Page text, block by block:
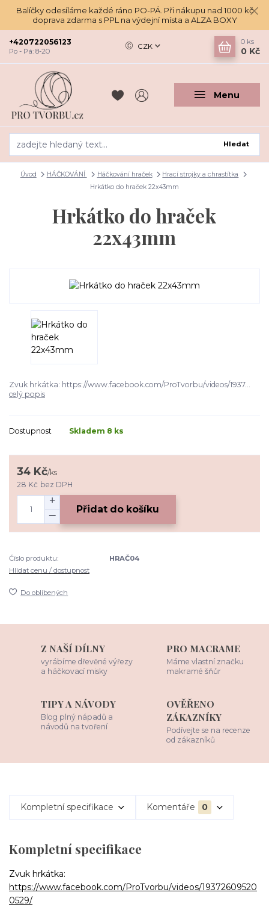
Balíčky odesíláme každé ráno PO-PÁ. Při nákupu nad 1000 kč
doprava zdarma s PPL na výdejní místa a ALZA BOXY
Menu
CZK
Hledat
+420722056123
Po - Pá: 8-20
0 ks
0 Kč
Úvod HÁČKOVÁNÍ Háčkování hraček
Hrací strojky a chrastítka
Hrkátko do hraček 22x43mm
Hrkátko do hraček
22x43mm
Zvuk hrkátka: https://www.facebook.com/ProTvorbu/videos/1937...
celý popis
Dostupnost Skladem 8 ks
34 Kč/ks
28 Kč bez DPH
Přidat do košíku
Číslo produktu:
HRAČ04
Hlídat cenu / dostupnost
Do oblíbených
Z NAŠÍ DÍLNY
vyrábíme dřevěné výřezy
a háčkovací misky
PRO MACRAME
Máme vlastní značku
makramé šňůr
TIPY A NÁVODY
Blog plný nápadů a
návodů na tvoření
OVĚŘENO
ZÁKAZNÍKY
Podívejte se na recenze
od zákazníků
Kompletní specifikace Komentáře 0
Kompletní specifikace
Zvuk hrkátka:
https://www.facebook.com/ProTvorbu/videos/19372609520
0529/